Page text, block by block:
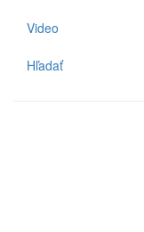
Video
Hľadať